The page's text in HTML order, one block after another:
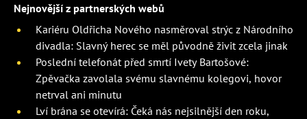
Nejnovější z partnerských webů
Kariéru Oldřicha Nového nasměroval strýc z Národního
divadla: Slavný herec se měl původně živit zcela jinak
Poslední telefonát před smrtí Ivety Bartošové:
Zpěvačka zavolala svému slavnému kolegovi, hovor
netrval ani minutu
Lví brána se otevírá: Čeká nás nejsilnější den roku,